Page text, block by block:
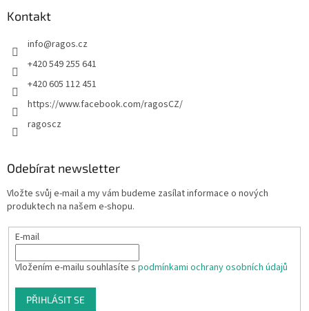
Kontakt
info@ragos.cz
+420 549 255 641
+420 605 112 451
https://www.facebook.com/ragosCZ/
ragoscz
Odebírat newsletter
Vložte svůj e-mail a my vám budeme zasílat informace o nových
produktech na našem e-shopu.
E-mail
Vložením e-mailu souhlasíte s podmínkami ochrany osobních údajů
PŘIHLÁSIT SE